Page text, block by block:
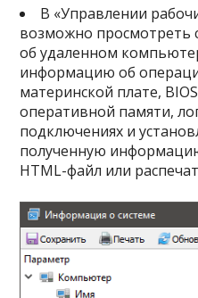
В «Управлении
возможно
об удаленном
информацию об
материнской плате,
оперативной памяти,
подключениях и
полученную
HTML-файл или